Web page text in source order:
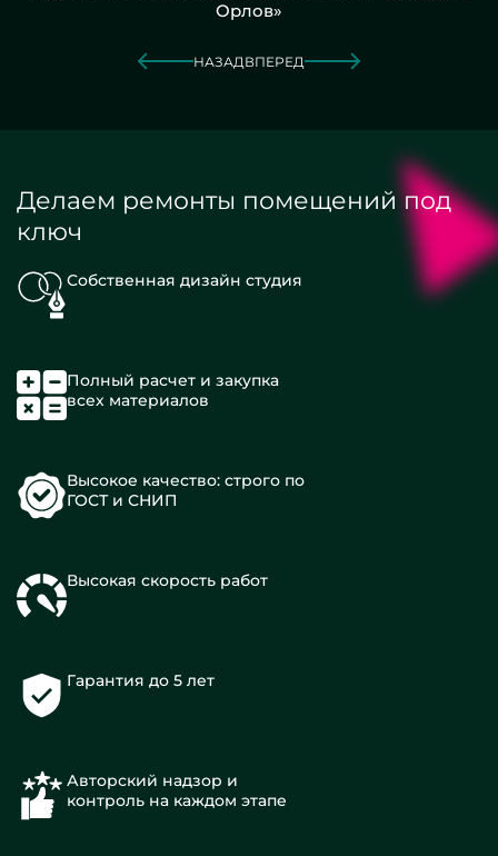
Орлов»
НАЗАД ВПЕРЕД
Делаем ремонты помещений под
ключ
Собственная дизайн студия
Полный расчет и закупка
всех материалов
Высокое качество: строго по
ГОСТ и СНИП
Высокая скорость работ
Гарантия до 5 лет
Авторский надзор и
контроль на каждом этапе